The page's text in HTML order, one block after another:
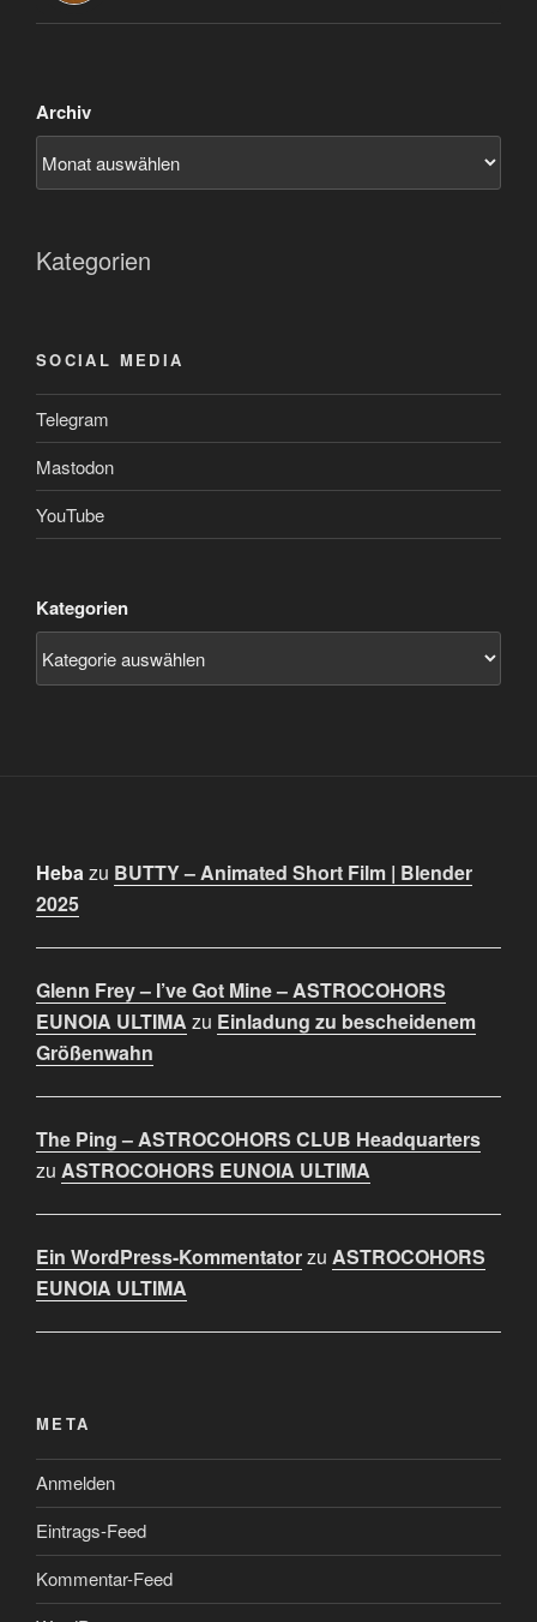
Archiv
Kategorien
SOCIAL MEDIA
Telegram
Mastodon
YouTube
Kategorien
Hebazu BUTTY – Animated Short Film | Blender
2025
Glenn Frey – I’ve Got Mine – ASTROCOHORS
EUNOIA ULTIMA zu Einladung zu bescheidenem
Größenwahn
The Ping – ASTROCOHORS CLUB Headquarters
zu ASTROCOHORS EUNOIA ULTIMA
Ein WordPress-Kommentatorzu ASTROCOHORS
EUNOIA ULTIMA
META
Anmelden
Eintrags-Feed
Kommentar-Feed